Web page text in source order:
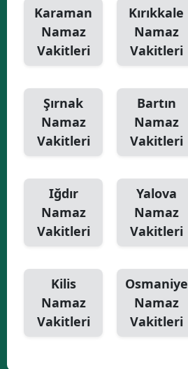
Karaman
Namaz
Vakitleri
Kırıkkale
Namaz
Vakitleri
Şırnak
Namaz
Vakitleri
Bartın
Namaz
Vakitleri
Iğdır
Namaz
Vakitleri
Yalova
Namaz
Vakitleri
Kilis
Namaz
Vakitleri
Osmaniye
Namaz
Vakitleri